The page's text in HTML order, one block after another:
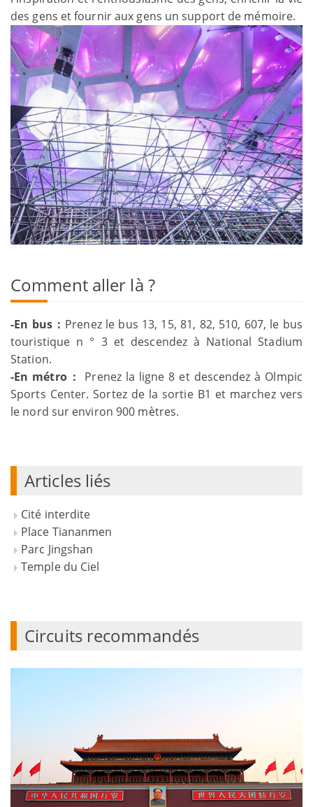
des gens et fournir aux gens un support de mémoire.
Comment aller là ?
-En bus： Prenez le bus 13, 15, 81, 82, 510, 607, le bus
touristique n ° 3 et descendez à National Stadium
Station.
-En métro：
Prenez la ligne 8 et descendez à Olmpic
Sports Center. Sortez de la sortie B1 et marchez vers
le nord sur environ 900 mètres.
Articles liés
Cité interdite
Place Tiananmen
Parc Jingshan
Temple du Ciel
Circuits recommandés